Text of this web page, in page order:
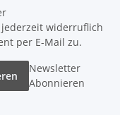
widerruflich
per E-Mail zu.
Newsletter
Abonnieren